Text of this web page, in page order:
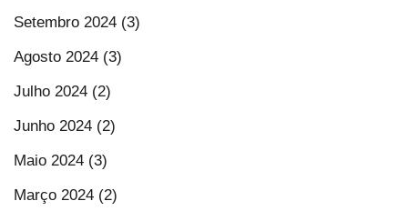
Setembro 2024 (3)
Agosto 2024 (3)
Julho 2024 (2)
Junho 2024 (2)
Maio 2024 (3)
Março 2024 (2)